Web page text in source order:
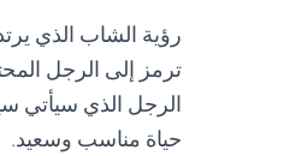
رؤية الشاب الذي
ترمز إلى الرجل
الرجل الذي سيأتي
حياة مناسب وسعيد.